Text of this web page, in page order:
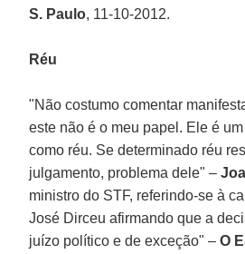
S. Paulo, 11-10-2012.
Réu
"Não costumo comentar
este não é o meu papel. Ele é
como réu. Se determinado réu
julgamento, problema dele" –
ministro do STF, referindo-se à
José Dirceu afirmando que a
juízo político e de exceção" –O